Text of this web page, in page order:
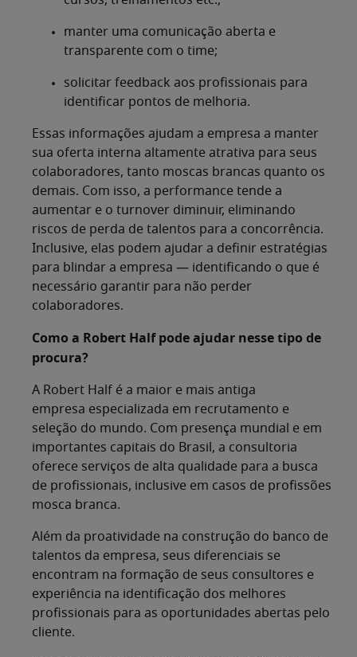
manter uma comunicação aberta e
transparente com o time;
solicitar feedback aos profissionais para
identificar pontos de melhoria.
Essas informações ajudam a empresa a manter
sua oferta interna altamente atrativa para seus
colaboradores, tanto moscas brancas quanto os
demais. Com isso, a performance tende a
aumentar e o turnover diminuir, eliminando
riscos de perda de talentos para a concorrência.
Inclusive, elas podem ajudar a definir estratégias
para blindar a empresa — identificando o que é
necessário garantir para não perder
colaboradores.
Como a Robert Half pode ajudar nesse tipo de
procura?
A Robert Half é a maior e mais antiga
empresa especializada em recrutamento e
seleção do mundo. Com presença mundial e em
importantes capitais do Brasil, a consultoria
oferece serviços de alta qualidade para a busca
de profissionais, inclusive em casos de profissões
mosca branca.
Além da proatividade na construção do banco de
talentos da empresa, seus diferenciais se
encontram na formação de seus consultores e
experiência na identificação dos melhores
profissionais para as oportunidades abertas pelo
cliente.